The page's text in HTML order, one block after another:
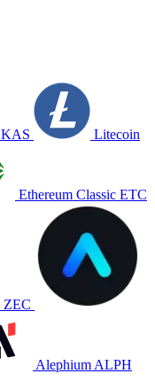
KAS Litecoin
Ethereum Classic ETC
ZEC
Alephium ALPH